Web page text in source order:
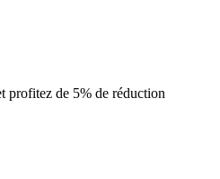
profitez de 5% de réduction